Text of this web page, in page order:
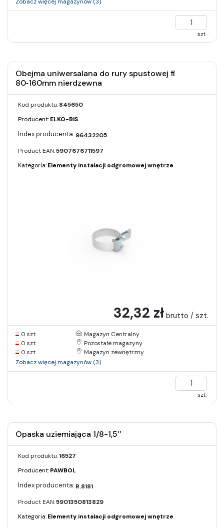
szt.
Obejma uniwersalana do rury spustowej fi
80‑160mm nierdzewna
Kod produktu:845650
Producent:ELKO-BIS
96432205
Product EAN:5907676711597
Kategoria:Elementy instalacji odgromowej wnętrze
32,32 zł brutto / szt.
0 szt.
Magazyn Centralny
0 szt.
Pozostałe magazyny
0 szt.
Magazyn zewnętrzny
Zobacz więcej magazynów (3)
szt.
Opaska uziemiająca 1/8-1,5’’
Kod produktu:16527
Producent:PAWBOL
R.8181
Product EAN:5901350813829
Kategoria:Elementy instalacji odgromowej wnętrze